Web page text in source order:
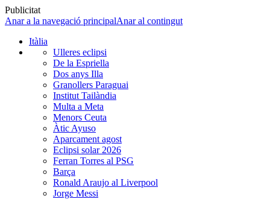
Publicitat
Anar a la navegació principalAnar al contingut
Itàlia
Ulleres eclipsi
De la Espriella
Dos anys Illa
Granollers Paraguai
Institut Tailàndia
Multa a Meta
Menors Ceuta
Àtic Ayuso
Aparcament agost
Eclipsi solar 2026
Ferran Torres al PSG
Barça
Ronald Araujo al Liverpool
Jorge Messi